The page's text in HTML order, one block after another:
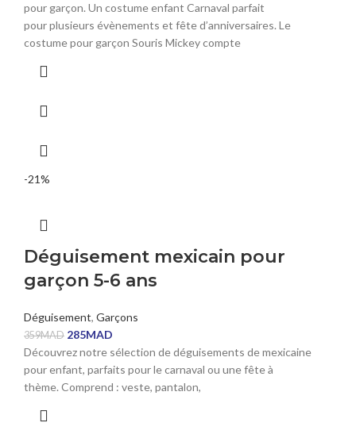
pour garçon. Un costume enfant Carnaval parfait
pour plusieurs évènements et fête d’anniversaires. Le
costume pour garçon Souris Mickey compte
-21%
Déguisement mexicain pour
garçon 5-6 ans
Déguisement, Garçons
359MAD 285MAD
Découvrez notre sélection de déguisements de mexicaine
pour enfant, parfaits pour le carnaval ou une fête à
thème. Comprend : veste, pantalon,